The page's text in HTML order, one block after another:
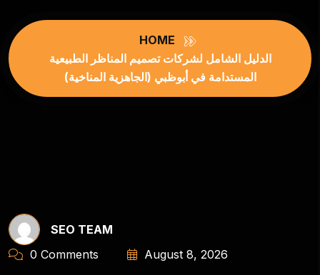
HOME
الدليل الشامل لشركات تصميم المناظر الطبيعية
المستدامة في أبوظبي (الجاهزية المناخية)
SEO TEAM
0 Comments
August 8, 2026